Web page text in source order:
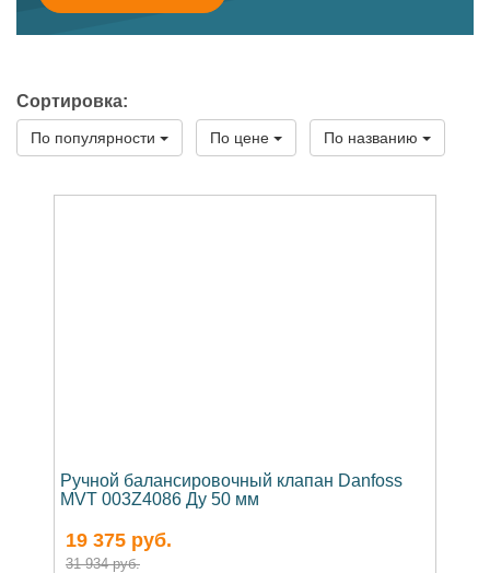
Сортировка:
По популярности По цене По названию
Ручной балансировочный клапан Danfoss
MVT 003Z4086 Ду 50 мм
19 375 руб.
31 934 руб.